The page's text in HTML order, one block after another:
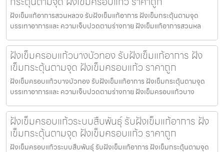
ฝังเข็มแก้อาการสวนหลวง รับฝังเข็มแก้อาการ ฝังเข็มกระตุ้นตามจุด
บรรเทาอาการและ ความเจ็บปวดตามร่างกาย ฝังเข็มแก้อาการสวนหล
ฝังเข็มครอบแก้วบางบัวทอง รับฝังเข็มแก้อาการ ฝัง
เข็มกระตุ้นตามจุด ฝังเข็มครอบแก้ว ราคาถูก
ฝังเข็มครอบแก้วบางบัวทอง รับฝังเข็มแก้อาการ ฝังเข็มกระตุ้นตามจุด
บรรเทาอาการและ ความเจ็บปวดตามร่างกาย ฝังเข็มครอบแก้วบาง
ฝังเข็มครอบแก้วระบบสืบพันธุ์ รับฝังเข็มแก้อาการ ฝัง
เข็มกระตุ้นตามจุด ฝังเข็มครอบแก้ว ราคาถูก
ฝังเข็มครอบแก้วระบบสืบพันธุ์ รับฝังเข็มแก้อาการ ฝังเข็มกระตุ้นตามจุด